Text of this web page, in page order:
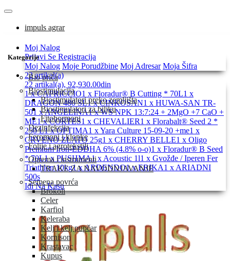
impuls agrar
Kategorije
Bio priča
Biostimulacija
Biostimulatori preko zemljišta
Biostimulatori za biljku
Fitohormoni
Dezinfekcija
Feromoni i klopke
Folije i agrotekstili
Oprema i instrumenti
TRAKE ZA NAVODNJAVANJE
Semena povrća
Brokoli
Celer
Karfiol
Keleraba
Kelj i kelj pupčar
Kornison
Krastavac
Kupus
Moj Nalog
Prijavi Se Registracija
Moj Nalog Moje Porudžbine Moj Adresar Moja Šifra
22 artikal(a)
22 artikal(a), 92,930.00din
1 x CAPRICCIO1 x Floradur® B Cutting * 70L1 x
DRAGON 480 SL1 x CINKOSAN1 x HUWA-SAN TR-
501 x ANGELINA1 x WS NPK 13:7:24 + 2MgO +7 CaO +
ME1 x CORTES1 x CHEVALIER1 x Florabalt® Seed 2 *
250 L1 x OPTIMA1 x Yara Culture 15-09-20 +me1 x
CRVENO ZLATO 25g1 x CHERRY BELLE1 x Oligo
Premium Iron-EDDHA 6% (4.8% o-o)1 x Floradur® B Seed
* 70L1 x PUSHMA1 x Acoustic 1l1 x Gvožđe / Iperen Fer
Triathlon 10kg1 x ARDENDO1 x ERIKA1 x ARIADNI
500s
Idi Na Kasu